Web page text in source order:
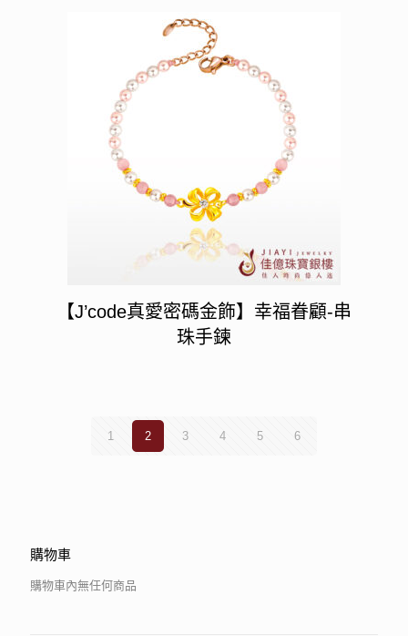
【J’code真愛密碼金飾】幸福眷顧-串
珠手鍊
1 2 3 4 5 6
購物車
購物車內無任何商品